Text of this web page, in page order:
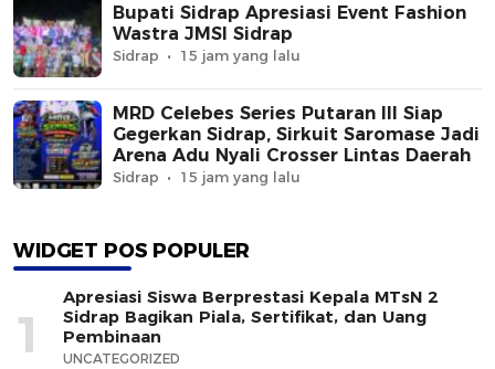
Bupati Sidrap Apresiasi Event Fashion
Wastra JMSI Sidrap
Sidrap 15 jam yang lalu
MRD Celebes Series Putaran III Siap
Gegerkan Sidrap, Sirkuit Saromase Jadi
Arena Adu Nyali Crosser Lintas Daerah
Sidrap 15 jam yang lalu
WIDGET POS POPULER
1
Apresiasi Siswa Berprestasi Kepala MTsN 2
Sidrap Bagikan Piala, Sertifikat, dan Uang
Pembinaan
UNCATEGORIZED